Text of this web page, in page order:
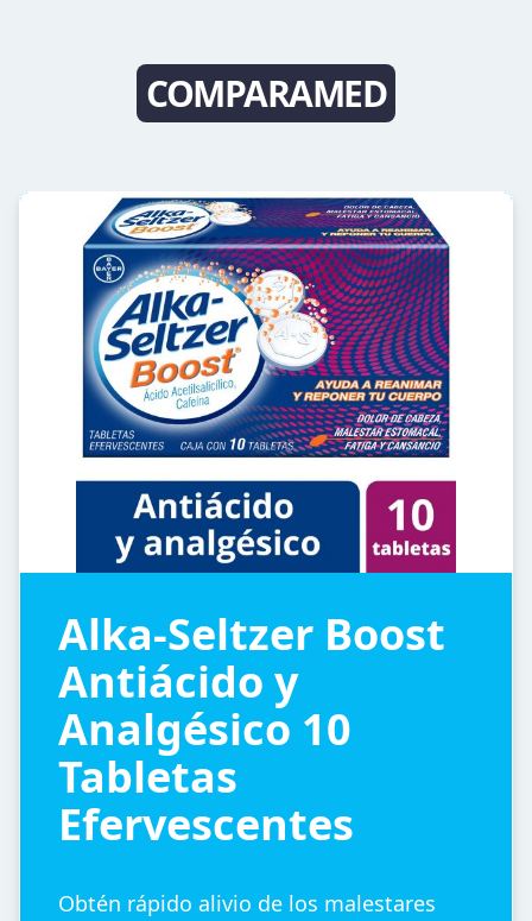
COMPARAMED
Alka-Seltzer Boost
Antiácido y
Analgésico 10
Tabletas
Efervescentes
Obtén rápido alivio de los malestares